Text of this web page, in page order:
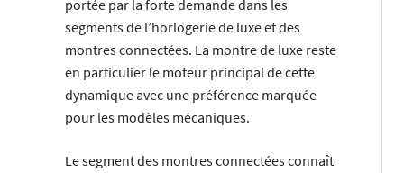
portée par la forte demande dans les
segments de l’horlogerie de luxe et des
montres connectées. La montre de luxe reste
en particulier le moteur principal de cette
dynamique avec une préférence marquée
pour les modèles mécaniques.
Le segment des montres connectées connaît